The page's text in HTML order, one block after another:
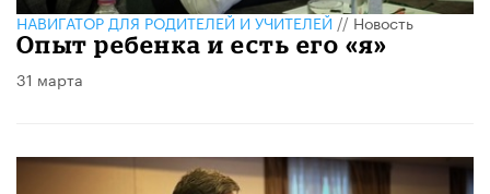
НАВИГАТОР ДЛЯ РОДИТЕЛЕЙ И УЧИТЕЛЕЙ//Новость
Опыт ребенка и есть его «я»
31 марта